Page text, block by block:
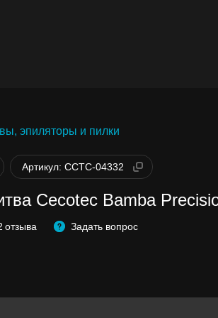
эпиляторы и пилки
Артикул: CCTC-04332
Cecotec Bamba
отзыва Задать вопрос